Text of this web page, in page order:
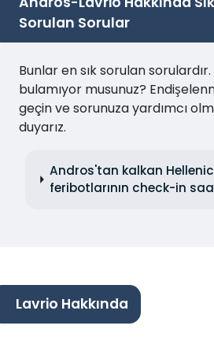
Sorulan Sorular
Bunlar en sık sorulan sorulardır.
bulamıyor musunuz?
geçin ve sorunuza yardımcı
duyarız.
Andros'tan kalkan
feribotlarının check-in
Lavrio Hakkında